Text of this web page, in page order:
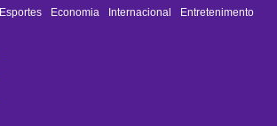
Esportes Economia Internacional Entretenimento